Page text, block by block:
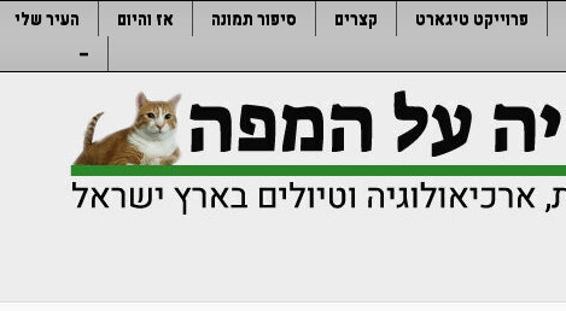
פרוייקט טיגארט קצרים סיפור תמונה אז והיום העיר שלי
–